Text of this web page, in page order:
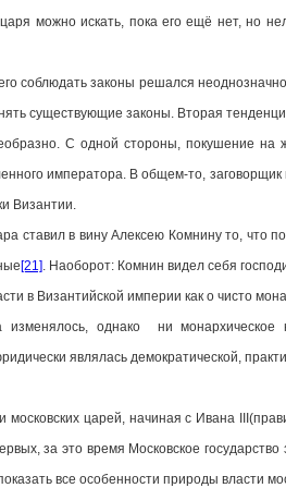
можно искать, пока его ещё нет, но
соблюдать законы решался
существующие законы. Вторая
С одной стороны, покушение на
императора. В общем-то,
Византии.
в вину Алексею Комнину то, что
[21]. Наоборот: Комнин видел себя
Византийской империи как о чисто
однако ни монархическое
являлась демократической,
царей, начиная с Ивана
за это время Московское государство
все особенности природы власти